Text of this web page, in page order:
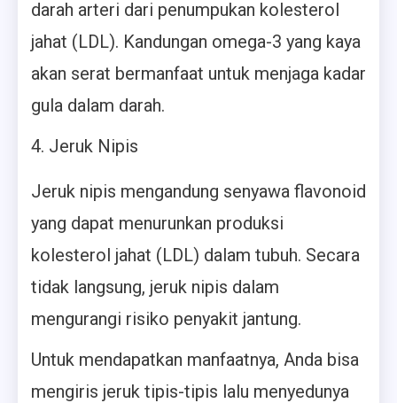
darah arteri dari penumpukan kolesterol
jahat (LDL). Kandungan omega-3 yang kaya
akan serat bermanfaat untuk menjaga kadar
gula dalam darah.
Jeruk Nipis
Jeruk nipis mengandung senyawa flavonoid
yang dapat menurunkan produksi
kolesterol jahat (LDL) dalam tubuh. Secara
tidak langsung, jeruk nipis dalam
mengurangi risiko penyakit jantung.
Untuk mendapatkan manfaatnya, Anda bisa
mengiris jeruk tipis-tipis lalu menyedunya